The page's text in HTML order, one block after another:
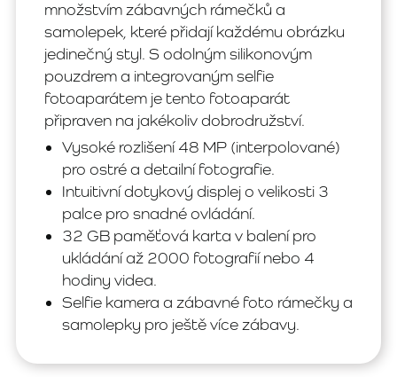
množstvím zábavných rámečků a
samolepek, které přidají každému obrázku
jedinečný styl. S odolným silikonovým
pouzdrem a integrovaným selfie
fotoaparátem je tento fotoaparát
připraven na jakékoliv dobrodružství.
Vysoké rozlišení 48 MP (interpolované)
pro ostré a detailní fotografie.
Intuitivní dotykový displej o velikosti 3
palce pro snadné ovládání.
32 GB paměťová karta v balení pro
ukládání až 2000 fotografií nebo 4
hodiny videa.
Selfie kamera a zábavné foto rámečky a
samolepky pro ještě více zábavy.